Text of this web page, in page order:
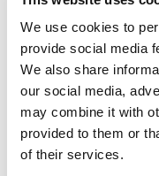
We use cookies to
provide social media
We also share
our social media,
may combine it with
provided to them or
of their services.
Ușor și ergonomic:
DecoSander este
oboseala
Mânerul ușor de
confort.
Dacă doriți să
conectați DecoSander